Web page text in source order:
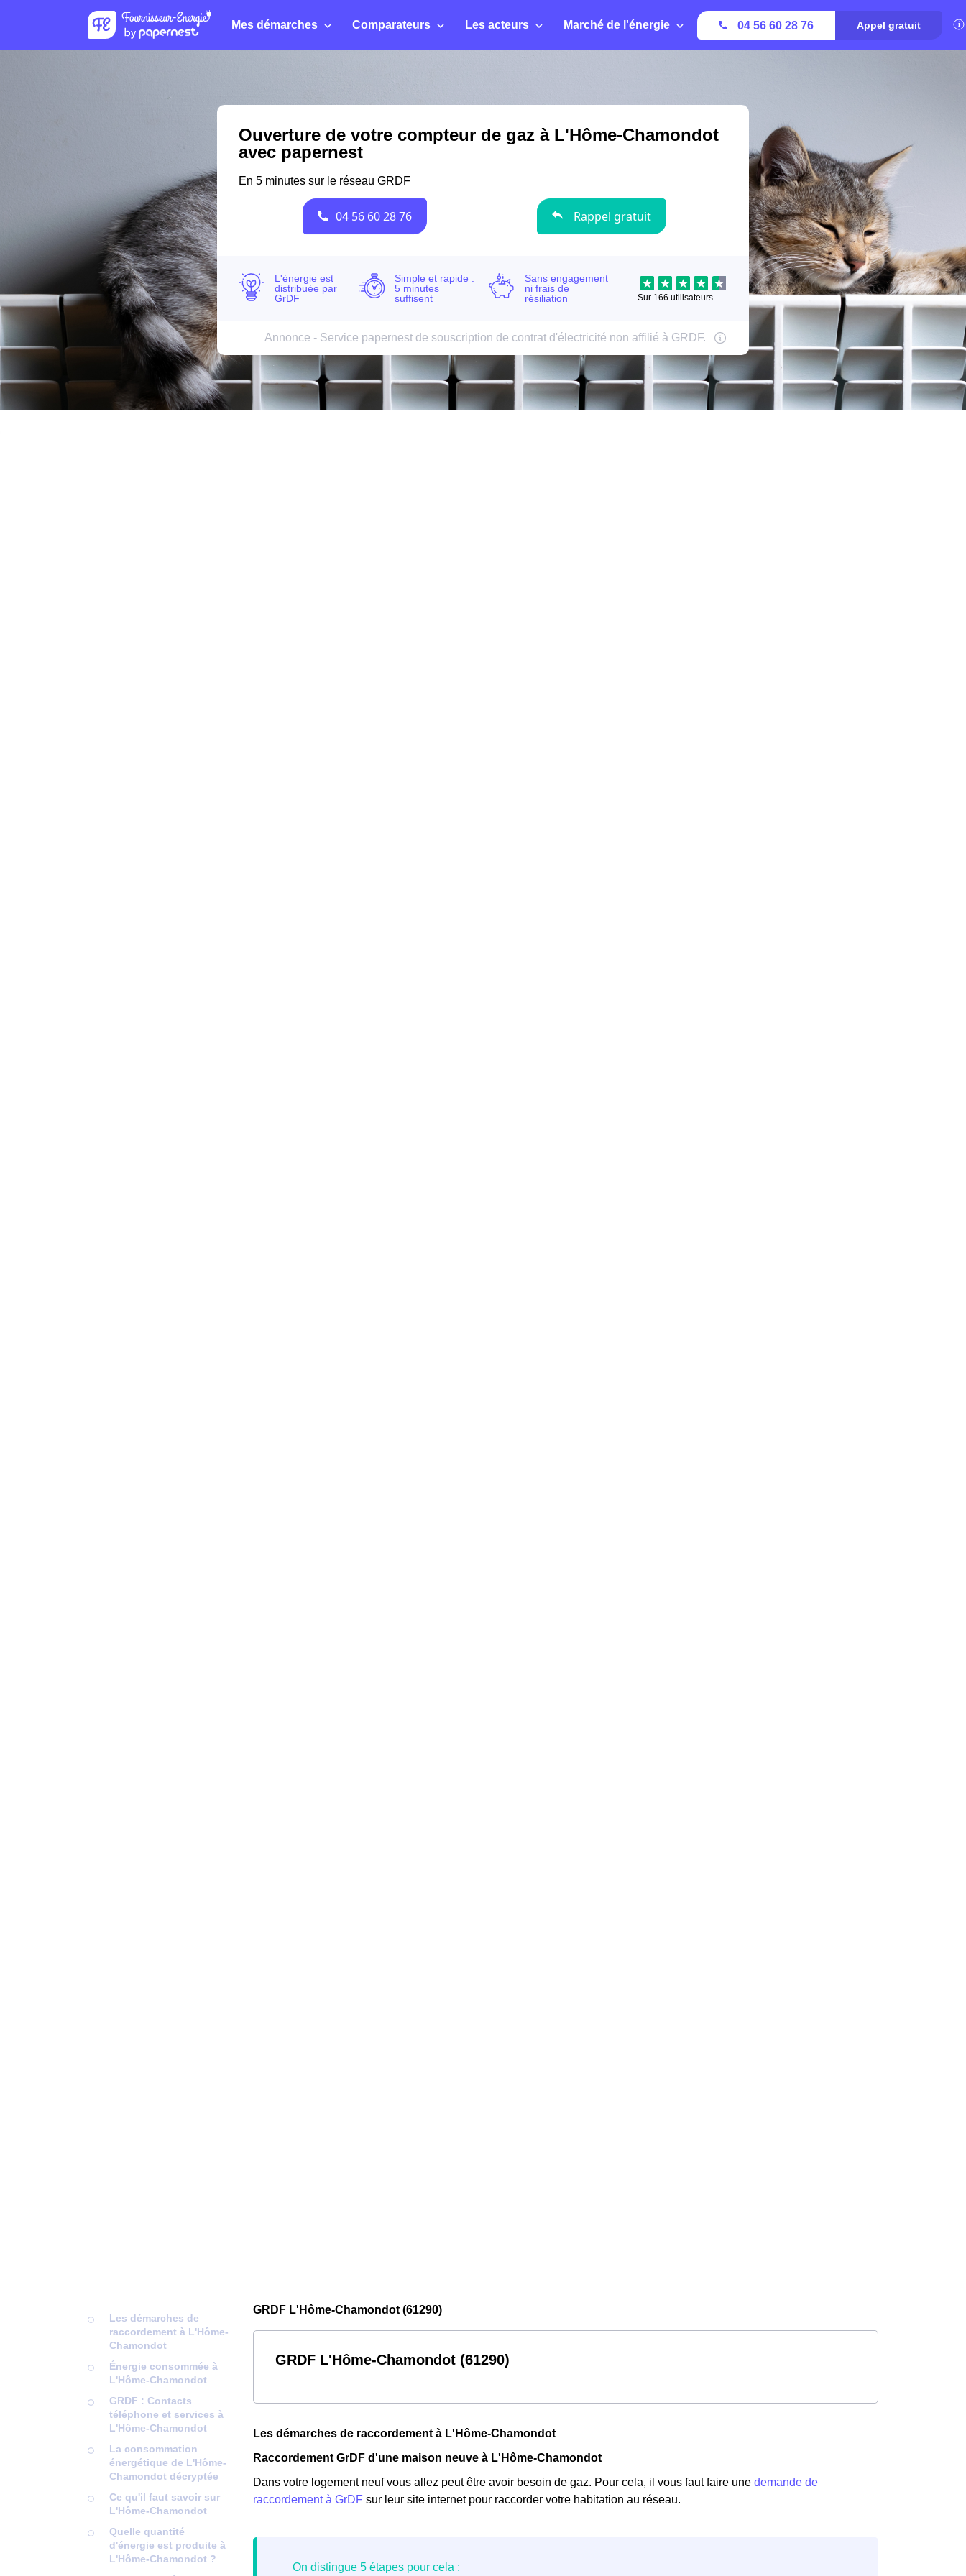
Mes démarches Comparateurs Les acteurs Marché de l'énergie 04 56 60 28 76 Appel gratuit
Les démarches de
raccordement à L'Hôme-
Chamondot
Énergie consommée à
L'Hôme-Chamondot
GRDF : Contacts
téléphone et services à
L'Hôme-Chamondot
La consommation
énergétique de L'Hôme-
Chamondot décryptée
Ce qu'il faut savoir sur
L'Hôme-Chamondot
Quelle quantité
d'énergie est produite à
L'Hôme-Chamondot ?
GRDF L'Hôme-Chamondot (61290)
GRDF L'Hôme-Chamondot (61290)
Les démarches de raccordement à L'Hôme-Chamondot
Raccordement GrDF d'une maison neuve à L'Hôme-Chamondot
Dans votre logement neuf vous allez peut être avoir besoin de gaz. Pour cela, il vous faut faire une demande de
raccordement à GrDF sur leur site internet pour raccorder votre habitation au réseau.